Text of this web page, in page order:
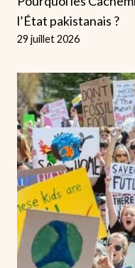
l’État pakistanais ?
29 juillet 2026